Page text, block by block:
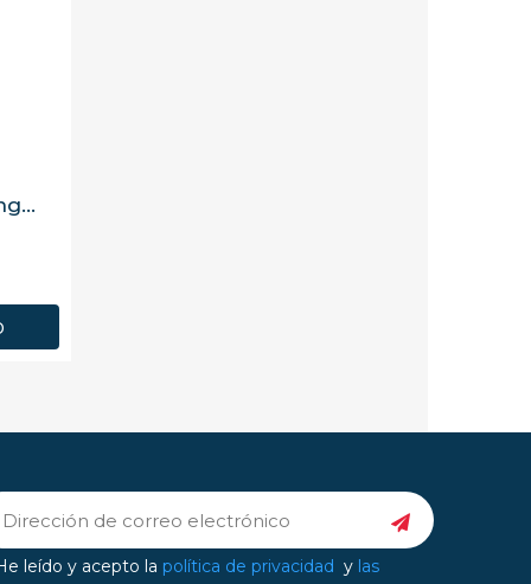
ARAMBURU - Compango casero asturiano 720 g, 6 raciones, envasado al vacío
leído y acepto la política de privacidad y las